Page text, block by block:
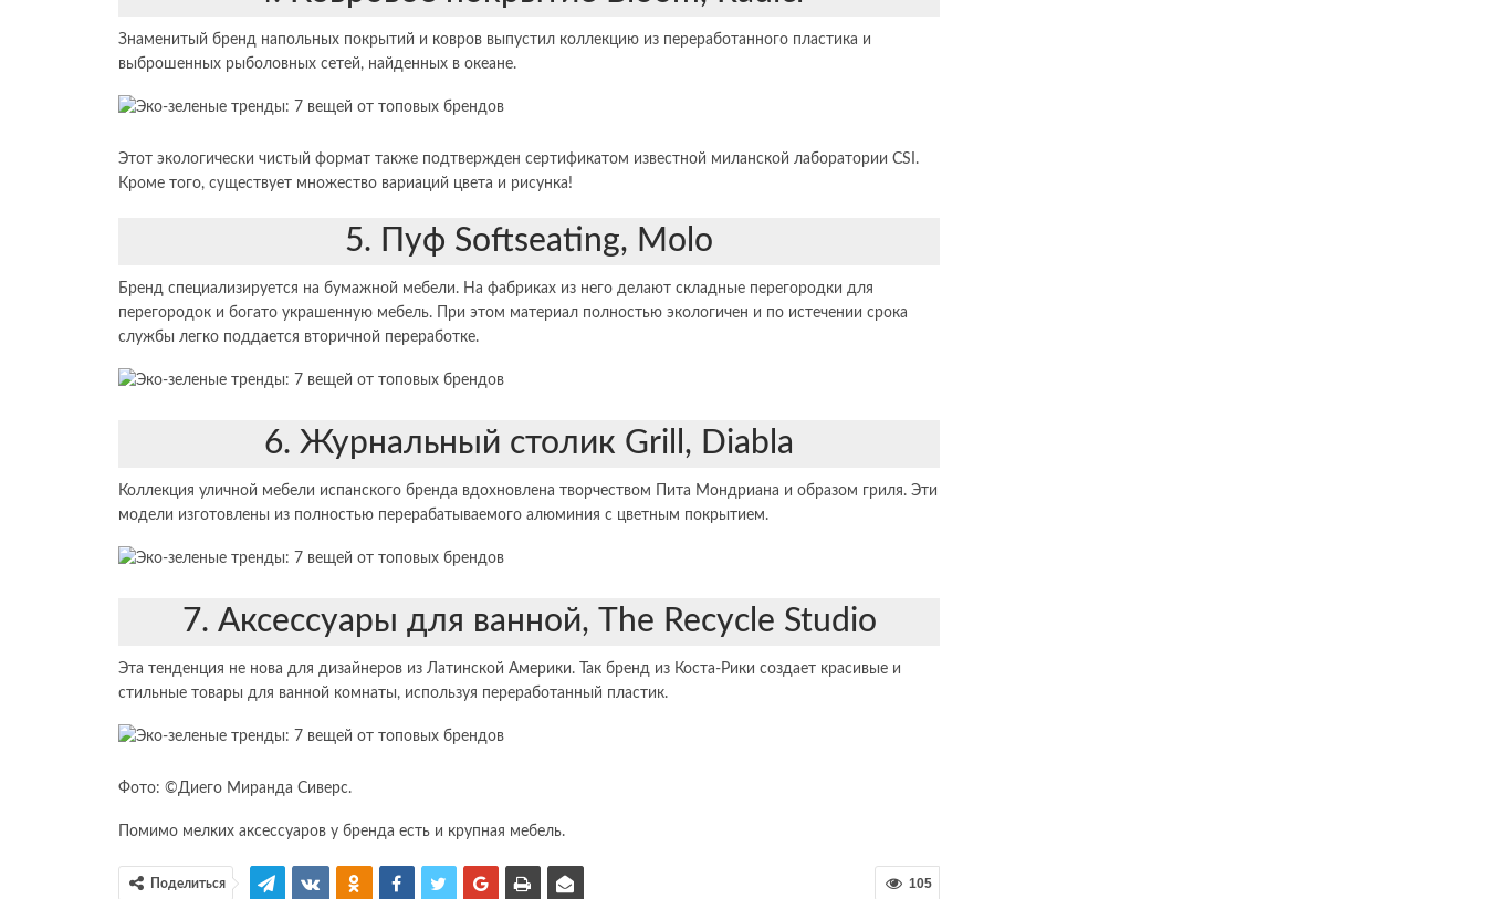
Знаменитый бренд напольных покрытий и ковров выпустил коллекцию из переработанного пластика и
выброшенных рыболовных сетей, найденных в океане.
Этот экологически чистый формат также подтвержден сертификатом известной миланской лаборатории CSI.
Кроме того, существует множество вариаций цвета и рисунка!
5. Пуф Softseating, Molo
Бренд специализируется на бумажной мебели. На фабриках из него делают складные перегородки для
перегородок и богато украшенную мебель. При этом материал полностью экологичен и по истечении срока
службы легко поддается вторичной переработке.
6. Журнальный столик Grill, Diabla
Коллекция уличной мебели испанского бренда вдохновлена ​​творчеством Пита Мондриана и образом гриля. Эти
модели изготовлены из полностью перерабатываемого алюминия с цветным покрытием.
7. Аксессуары для ванной, The Recycle Studio
Эта тенденция не нова для дизайнеров из Латинской Америки. Так бренд из Коста-Рики создает красивые и
стильные товары для ванной комнаты, используя переработанный пластик.
Фото: ©Диего Миранда Сиверс.
Помимо мелких аксессуаров у бренда есть и крупная мебель.
105
Поделиться